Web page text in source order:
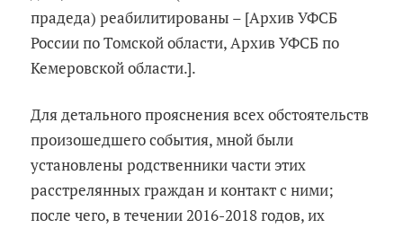
прадеда) реабилитированы – [Архив УФСБ
России по Томской области, Архив УФСБ по
Кемеровской области.].
Для детального прояснения всех обстоятельств
произошедшего события, мной были
установлены родственники части этих
расстрелянных граждан и контакт с ними;
после чего, в течении 2016-2018 годов, их